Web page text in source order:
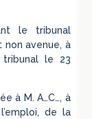
le tribunal
non avenue, à
tribunal le 23
à M. A…C…, à
de la